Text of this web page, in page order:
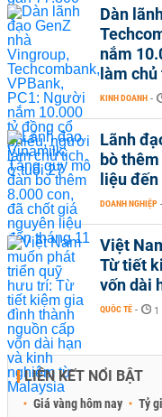
Dàn
nắm
làm
KINH DOANH -
Lãnh
bò
liệu
DOANH NGHIỆP -
Việt
Từ tiết
vốn dài
QUỐC TẾ -
LIÊN KẾT NỔI BẬT
Giá vàng hôm nay Tỷ